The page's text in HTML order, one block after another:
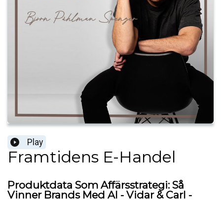
Play
Framtidens E-Handel
Produktdata Som Affärsstrategi: Så
Vinner Brands Med AI - Vidar & Carl -